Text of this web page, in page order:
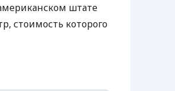
штате
стоимость которого